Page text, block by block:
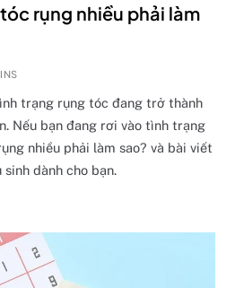
rụng nhiều phải làm
trạng rụng tóc đang trở thành
Nếu bạn đang rơi vào tình trạng
nhiều phải làm sao? và bài viết
dành cho bạn.